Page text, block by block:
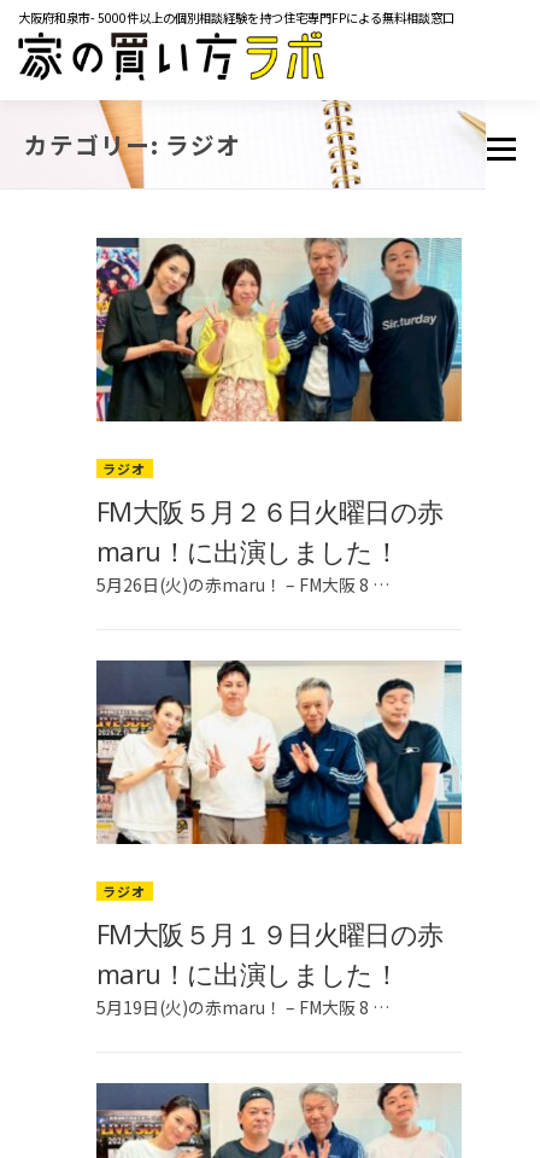
ツ
大阪府和泉市- 5000件以上の個別相談経験を持つ住宅専門FPによる無料相談窓口
メニュー
サービス内容 ご相談の流れ よくあるご質問
マネーコラム YOUTUBE イベント・セミナー
お問い合わせ
カテゴリー: ラジオ
ラジオ
FM大阪５月２６日火曜日の赤
maru！に出演しました！
5月26日(火)の赤maru！ – FM大阪 8 …
ラジオ
FM大阪５月１９日火曜日の赤
maru！に出演しました！
5月19日(火)の赤maru！ – FM大阪 8 …